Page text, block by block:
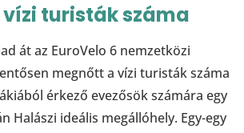
turisták száma
át az EuroVelo 6 nemzetközi
megnőtt a vízi turisták száma
érkező evezősök számára egy
Halászi ideális megállóhely. Egy-egy